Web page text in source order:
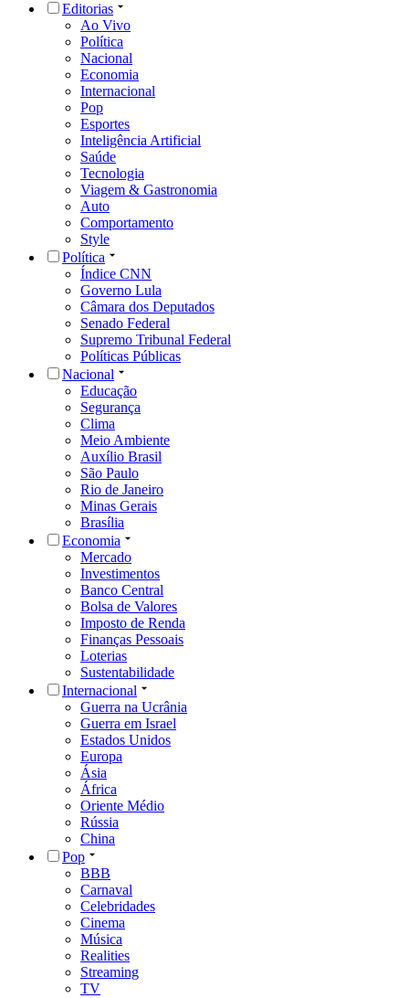
Editorias
Ao Vivo
Política
Nacional
Economia
Internacional
Pop
Esportes
Inteligência Artificial
Saúde
Tecnologia
Viagem & Gastronomia
Auto
Comportamento
Style
Política
Índice CNN
Governo Lula
Câmara dos Deputados
Senado Federal
Supremo Tribunal Federal
Políticas Públicas
Nacional
Educação
Segurança
Clima
Meio Ambiente
Auxílio Brasil
São Paulo
Rio de Janeiro
Minas Gerais
Brasília
Economia
Mercado
Investimentos
Banco Central
Bolsa de Valores
Imposto de Renda
Finanças Pessoais
Loterias
Sustentabilidade
Internacional
Guerra na Ucrânia
Guerra em Israel
Estados Unidos
Europa
Ásia
África
Oriente Médio
Rússia
China
Pop
BBB
Carnaval
Celebridades
Cinema
Música
Realities
Streaming
TV